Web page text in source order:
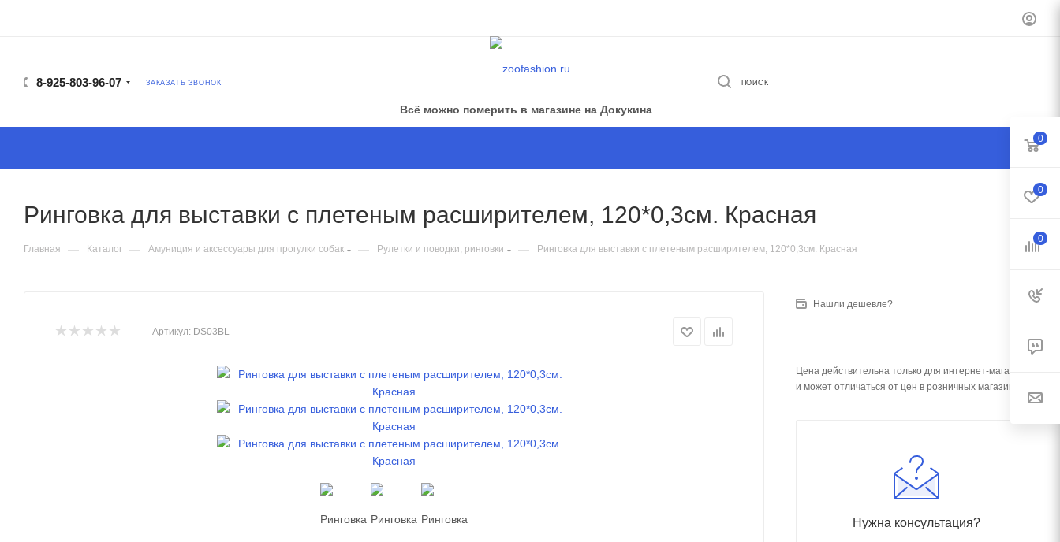
8-925-803-96-07 ЗАКАЗАТЬ ЗВОНОК
Всё можно померить в магазине на Докукина
ПОИСК
Ринговка для выставки с плетеным расширителем, 120*0,3см. Красная
Главная — Каталог — Амуниция и аксессуары для прогулки собак — Рулетки и поводки, ринговки — Ринговка для выставки с плетеным расширителем, 120*0,3см. Красная
Артикул: DS03BL
Нашли дешевле?
Цена действительна только для интернет-магазина
и может отличаться от цен в розничных магазинах
Нужна консультация?
0
0
0